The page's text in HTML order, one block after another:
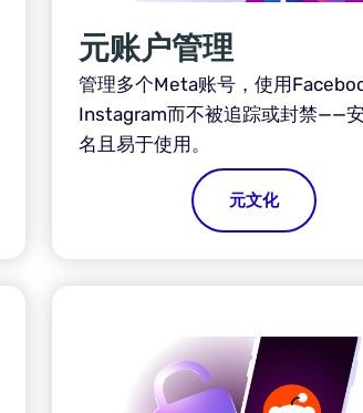
元账户管理
管理多个Meta账号，使用
Instagram而不被追踪或封禁——
名且易于使用。
元文化